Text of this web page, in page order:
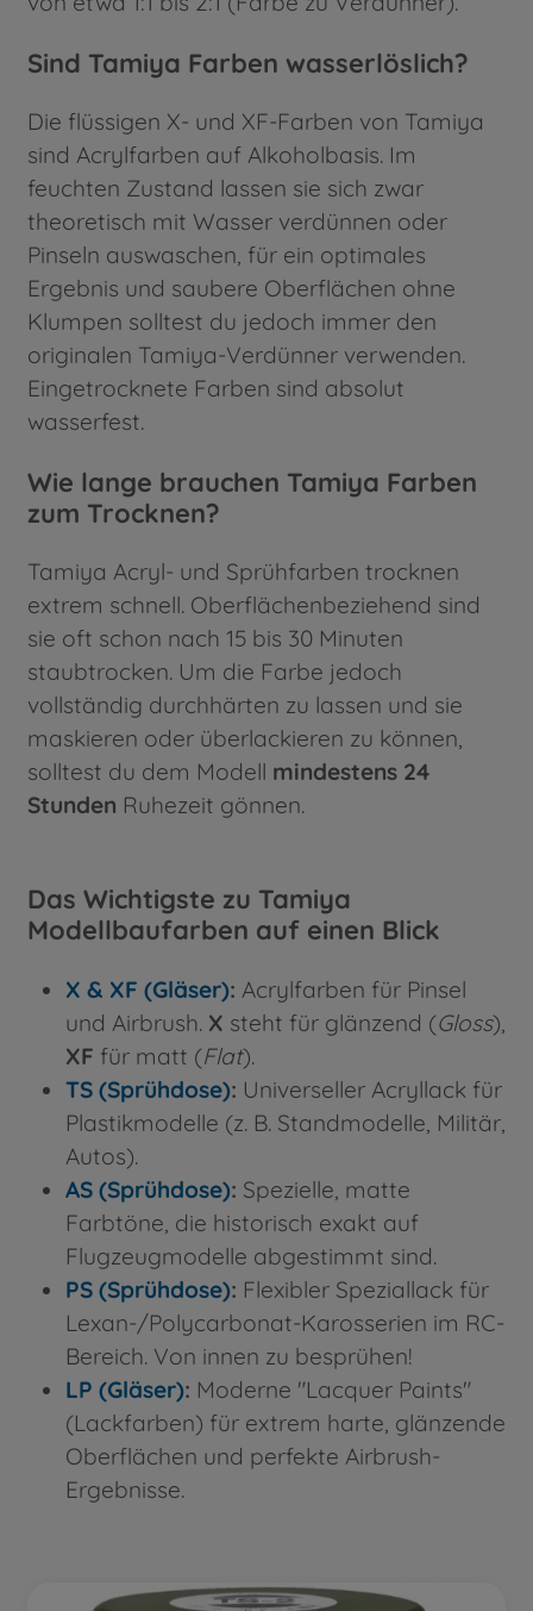
Sind Tamiya Farben wasserlöslich?
Die flüssigen X- und XF-Farben von Tamiya
sind Acrylfarben auf Alkoholbasis. Im
feuchten Zustand lassen sie sich zwar
theoretisch mit Wasser verdünnen oder
Pinseln auswaschen, für ein optimales
Ergebnis und saubere Oberflächen ohne
Klumpen solltest du jedoch immer den
originalen Tamiya-Verdünner verwenden.
Eingetrocknete Farben sind absolut
wasserfest.
Wie lange brauchen Tamiya Farben
zum Trocknen?
Tamiya Acryl- und Sprühfarben trocknen
extrem schnell. Oberflächenbeziehend sind
sie oft schon nach 15 bis 30 Minuten
staubtrocken. Um die Farbe jedoch
vollständig durchhärten zu lassen und sie
maskieren oder überlackieren zu können,
solltest du dem Modell mindestens 24
Stunden Ruhezeit gönnen.
Das Wichtigste zu Tamiya
Modellbaufarben auf einen Blick
X & XF (Gläser): Acrylfarben für Pinsel
und Airbrush. X steht für glänzend (Gloss),
XF für matt (Flat).
TS (Sprühdose): Universeller Acryllack für
Plastikmodelle (z. B. Standmodelle, Militär,
Autos).
AS (Sprühdose): Spezielle, matte
Farbtöne, die historisch exakt auf
Flugzeugmodelle abgestimmt sind.
PS (Sprühdose): Flexibler Speziallack für
Lexan-/Polycarbonat-Karosserien im RC-
Bereich. Von innen zu besprühen!
LP (Gläser): Moderne "Lacquer Paints"
(Lackfarben) für extrem harte, glänzende
Oberflächen und perfekte Airbrush-
Ergebnisse.